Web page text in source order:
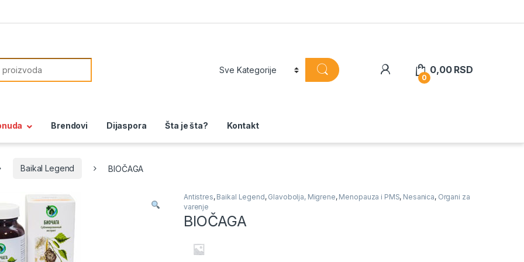
0
0,00 RSD
Brendovi Dijaspora Šta je šta? Kontakt
Baikal Legend BIOČAGA
Antistres, Baikal Legend, Glavobolja, Migrene, Menopauza i PMS, Nesanica, Organi za
varenje
BIOČAGA